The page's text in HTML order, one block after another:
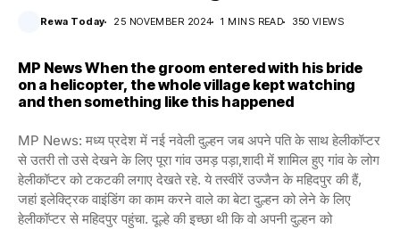
Rewa Today 25 NOVEMBER 2024 1 MINS READ 350 VIEWS
MP News When the groom entered with his bride
on a helicopter, the whole village kept watching
and then something like this happened
MP News: मध्य प्रदेश में नई नवेली दुल्हन जब अपने पति के साथ हेलीकॉप्टर
से उतरी तो उसे देखने के लिए पूरा गांव उमड़ पड़ा,शादी में शामिल हुए गांव के लोग
हेलीकॉप्टर को टकटकी लगाए देखते रहे. ये तस्वीरें उज्जैन के महिदपुर की हैं,
जहां इलेक्ट्रिक वाइंडिंग का काम करने वाले का बेटा दुल्हन को लेने के लिए
हेलीकॉप्टर से महिदपुर पहुंचा. दूल्हे की इच्छा थी कि वो अपनी दुल्हन को